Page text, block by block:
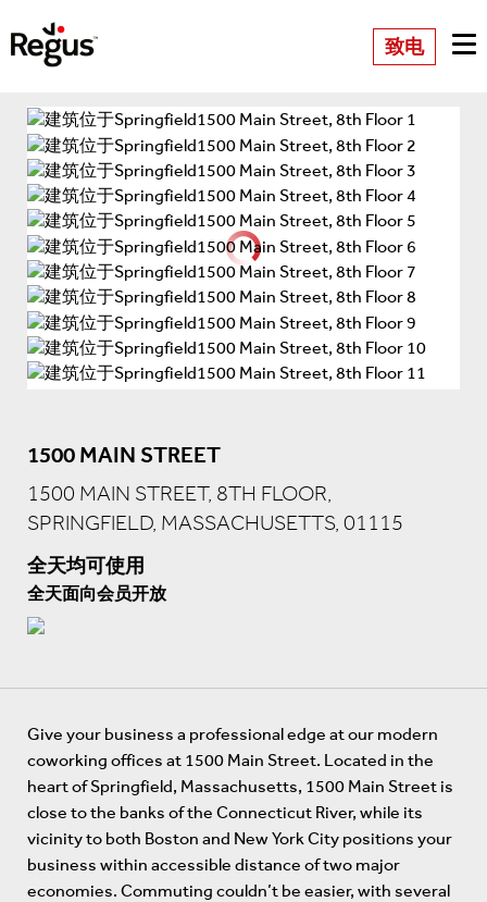
致电
1500 MAIN STREET
1500 MAIN STREET, 8TH FLOOR,
SPRINGFIELD, MASSACHUSETTS, 01115
全天均可使用
全天面向会员开放
Give your business a professional edge at our modern
coworking offices at 1500 Main Street. Located in the
heart of Springfield, Massachusetts, 1500 Main Street is
close to the banks of the Connecticut River, while its
vicinity to both Boston and New York City positions your
business within accessible distance of two major
economies. Commuting couldn’t be easier, with several